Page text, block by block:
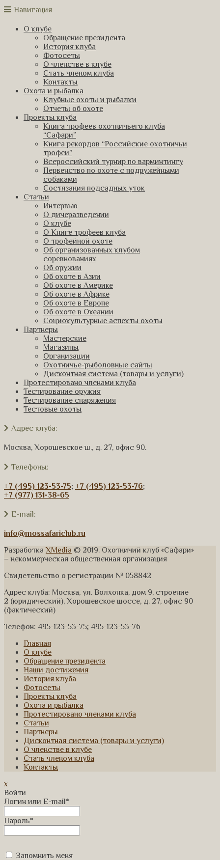
Навигация
О клубе
Обращение президента
История клуба
Фотосеты
О членстве в клубе
Стать членом клуба
Контакты
Охота и рыбалка
Клубные охоты и рыбалки
Отчеты об охоте
Проекты клуба
Книга трофеев охотничьего клуба
“Сафари”
Книга рекордов “Российские охотничьи
трофеи”
Всероссийский турнир по варминтингу
Первенство по охоте с подружейными
собаками
Состязания подсадных уток
Статьи
Интервью
О дичеразведении
О клубе
О Книге трофеев клуба
О трофейной охоте
Об организованных клубом
соревнованиях
Об оружии
Об охоте в Азии
Об охоте в Америке
Об охоте в Африке
Об охоте в Европе
Об охоте в Океании
Социокультурные аспекты охоты
Партнеры
Мастерские
Магазины
Организации
Охотничье-рыболовные сайты
Дисконтная система (товары и услуги)
Протестировано членами клуба
Тестирование оружия
Тестирование снаряжения
Тестовые охоты
Адрес клуба:
Москва, Хорошевское ш., д. 27, офис 90.
Телефоны:
+7 (495) 123-53-75; +7 (495) 123-53-76;
+7 (977) 131-38-65
E-mail:
info@mossafariclub.ru
Разработка XMedia © 2019. Охотничий клуб «Сафари»
– некоммерческая общественная организация
Свидетельство о регистрации № 058842
Адрес клуба: Москва, ул. Волхонка, дом 9, строение
2 (юридический), Хорошевское шоссе, д. 27, офис 90
(фактический)
Телефон: 495-123-53-75; 495-123-53-76
Главная
О клубе
Обращение президента
Наши достижения
История клуба
Фотосеты
Проекты клуба
Охота и рыбалка
Протестировано членами клуба
Статьи
Партнеры
Дисконтная система (товары и услуги)
О членстве в клубе
Стать членом клуба
Контакты
x
Войти
Логин или E-mail*
Пароль*
Запомнить меня